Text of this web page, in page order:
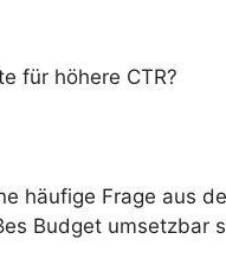
für höhere CTR?
häufige Frage aus
Budget umsetzbar